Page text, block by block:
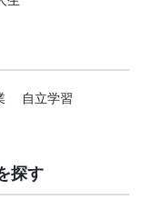
自立学習
探す